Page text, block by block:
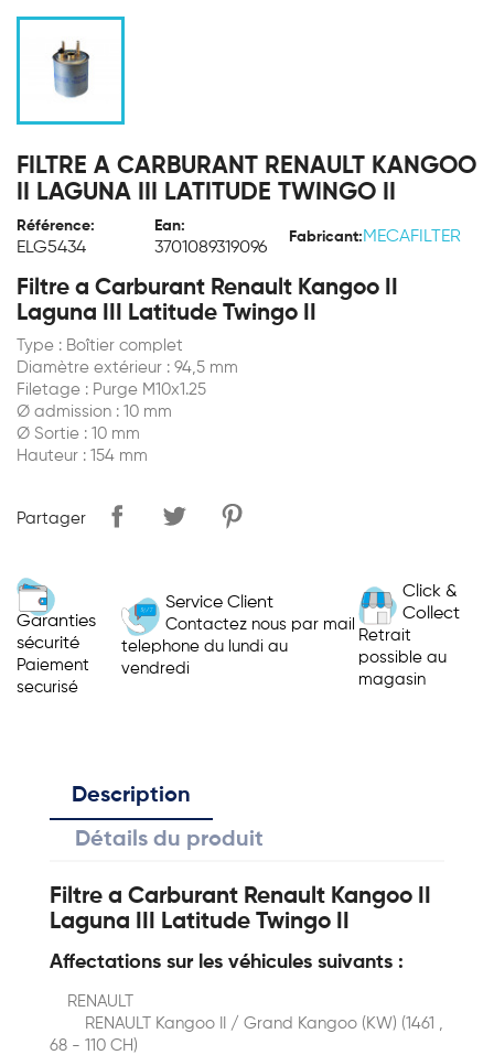
FILTRE A CARBURANT RENAULT KANGOO
II LAGUNA III LATITUDE TWINGO II
Référence:
ELG5434
Ean:
3701089319096
Fabricant: MECAFILTER
Filtre a Carburant Renault Kangoo II
Laguna III Latitude Twingo II
Type : Boîtier complet
Diamètre extérieur : 94,5 mm
Filetage : Purge M10x1.25
Ø admission : 10 mm
Ø Sortie : 10 mm
Hauteur : 154 mm
Partager
Garanties
sécurité
Paiement
securisé
Service Client
Contactez nous par mail
telephone du lundi au
vendredi
Click &
Collect
Retrait
possible au
magasin
Description
Détails du produit
Filtre a Carburant Renault Kangoo II
Laguna III Latitude Twingo II
Affectations sur les véhicules suivants :
RENAULT
RENAULT Kangoo II / Grand Kangoo (KW) (1461 ,
68 - 110 CH)